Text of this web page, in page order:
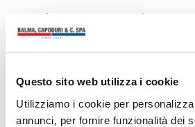
Questo sito web utilizza i cookie
Utilizziamo i cookie per
annunci, per fornire funzionalità dei
Ti potrebbero